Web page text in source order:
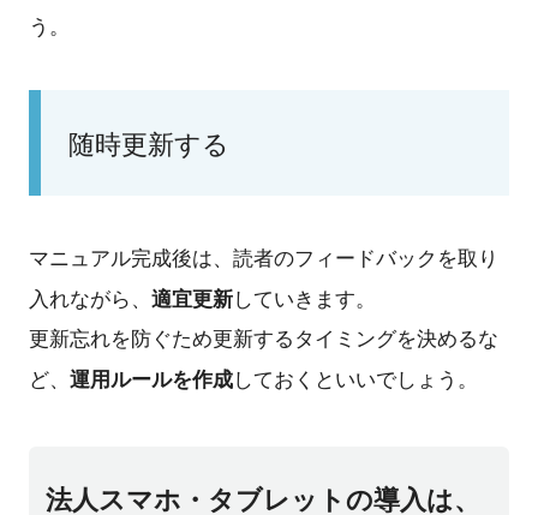
う。
随時更新する
マニュアル完成後は、読者のフィードバックを取り
入れながら、 適宜更新していきます。
更新忘れを防ぐため更新するタイミングを決めるな
ど、 運用ルールを作成しておくといいでしょう。
法人スマホ・タブレットの導入は、